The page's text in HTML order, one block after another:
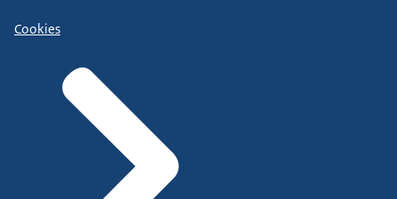
Cookies